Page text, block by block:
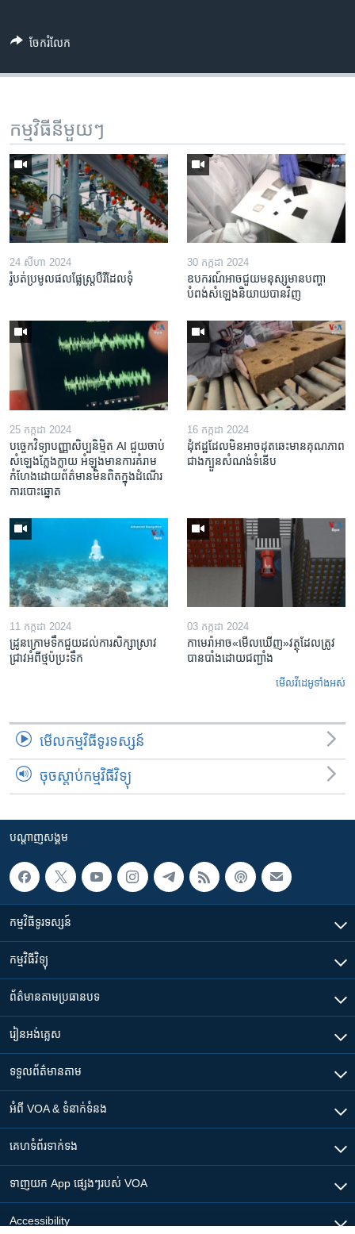
ចែករំលែក
កម្មវិធី​នីមួយៗ
24 សីហា 2024
រ៉ូបត់​ប្រមូល​ផល​​ផ្លែស្ត្របឺរី​ដែល​ទុំ
30 កក្កដា 2024
ឧបករណ៍​អាច​ជួយ​មនុស្ស​មាន​បញ្ហា​
បំពង់​សំឡេង​និយាយ​បាន​វិញ
25 កក្កដា 2024
បច្ចេក​វិទ្យា​បញ្ញា​សិប្បនិម្មិត AI ជួយ​ចាប់​
សំឡេង​ក្លែងក្លាយ អំឡុង​មាន​ការ​គំរាម​
កំហែង​ដោយ​ព័ត៌មាន​មិនពិត​ក្នុង​ដំណើរ
ការ​បោះឆ្នោត
16 កក្កដា 2024
ដុំឥដ្ឋ​ដែល​មិន​អាច​ដុត​ឆេះ​មាន​គុណភាព​
ជាង​ក្បួន​សំណង់​ទំនើប
11 កក្កដា 2024
ដ្រូនក្រោមទឹកជួយដល់ការសិក្សាស្រាវ
ជ្រាវអំពីថ្មប៉ប្រះទឹក
03 កក្កដា 2024
កាមេរ៉ា​អាច«មើលឃើញ»​វត្ថុ​ដែលត្រូវ
បាន​បាំងដោយ​ជញ្ជាំង
មើល​វីដេអូ​ទាំង​អស់
មើល​កម្មវិធី​ទូរទស្សន៍
ចុចស្តាប់កម្មវិធីវិទ្យុ
បណ្តាញ​សង្គម
កម្មវិធី​ទូរទស្សន៍
កម្មវិធី​វិទ្យុ
ព័ត៌មាន​តាមប្រធានបទ​
រៀន​​អង់គ្លេស
ទទួល​ព័ត៌មាន​តាម
អំពី​ VOA & ទំនាក់ទំនង
គេហទំព័រ​​ទាក់ទង
ទាញយក​ App ផ្សេងៗ​របស់​ VOA
Accessibility